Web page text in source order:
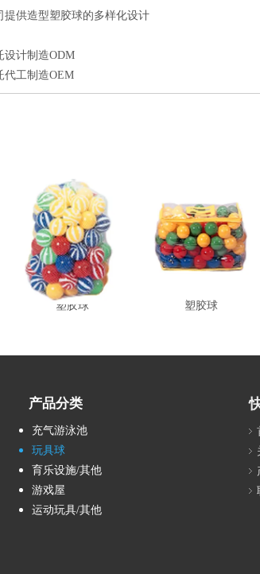
供造型塑胶球的多样化设计
设计制造ODM
代工制造OEM
塑胶球 塑胶球
产品分类
充气游泳池
玩具球
育乐设施/其他
游戏屋
运动玩具/其他